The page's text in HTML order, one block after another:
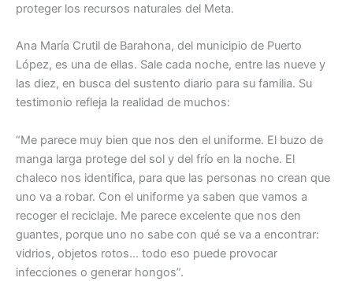
proteger los recursos naturales del Meta.
Ana María Crutil de Barahona, del municipio de Puerto
López, es una de ellas. Sale cada noche, entre las nueve y
las diez, en busca del sustento diario para su familia. Su
testimonio refleja la realidad de muchos:
“Me parece muy bien que nos den el uniforme. El buzo de
manga larga protege del sol y del frío en la noche. El
chaleco nos identifica, para que las personas no crean que
uno va a robar. Con el uniforme ya saben que vamos a
recoger el reciclaje. Me parece excelente que nos den
guantes, porque uno no sabe con qué se va a encontrar:
vidrios, objetos rotos… todo eso puede provocar
infecciones o generar hongos”.